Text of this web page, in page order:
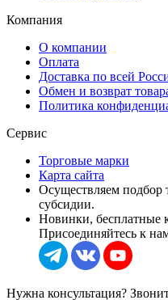
Компания
О компании
Оплата
Доставка по всей
Обмен и возврат
Политика
Сервис
Торговые марки
Карта сайта
Осуществляем подбор
субсидии.
Новинки, бесплатные
Присоединяйтесь к
Нужна консультация?